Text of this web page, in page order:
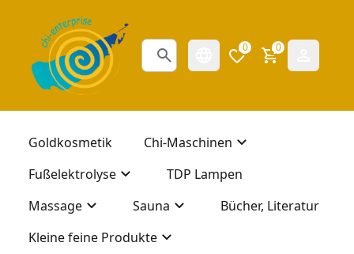
0 0
Goldkosmetik
Chi-Maschinen
Fußelektrolyse
TDP Lampen
Massage
Sauna
Bücher, Literatur
Kleine feine Produkte